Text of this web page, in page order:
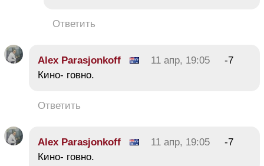
Ответить
Alex Parasjonkoff 11 апр, 19:05
-7
Кино- говно.
Ответить
Alex Parasjonkoff 11 апр, 19:05
-7
Кино- говно.